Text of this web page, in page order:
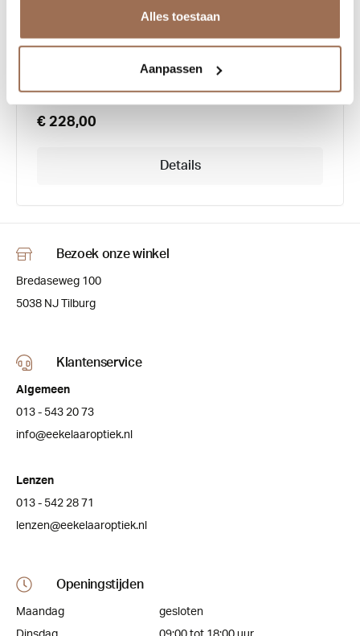
Alles toestaan
Aanpassen
€ 228,00
Details
Bezoek onze winkel
Bredaseweg 100
5038 NJ Tilburg
Klantenservice
Algemeen
013 - 543 20 73
info@eekelaaroptiek.nl
Lenzen
013 - 542 28 71
lenzen@eekelaaroptiek.nl
Openingstijden
Maandag
gesloten